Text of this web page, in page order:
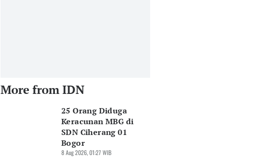
More from IDN
25 Orang Diduga
Keracunan MBG di
SDN Ciherang 01
Bogor
8 Aug 2026, 01:27 WIB